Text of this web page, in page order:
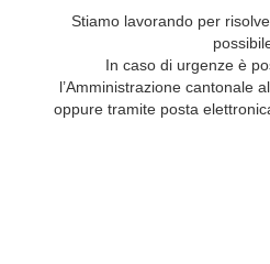
Stiamo lavorando per
In caso di urgenze è
l’Amministrazione cantonale
oppure tramite posta